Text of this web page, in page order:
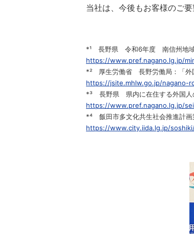
当社は、今後もお客様のご
*¹ 長野県 令和6年度 南信州地域
https://www.pref.nagano.lg.jp/
*² 厚生労働省 長野労働局：「外
https://jsite.mhlw.go.jp/nagano-
*³ 長野県 県内に在住する外国人
https://www.pref.nagano.lg.jp/
*⁴ 飯田市多文化共生社会推進計画
https://www.city.iida.lg.jp/